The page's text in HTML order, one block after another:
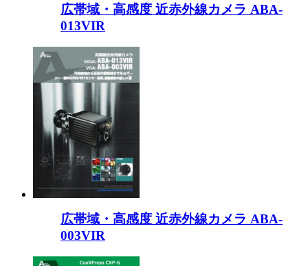
広帯域・高感度 近赤外線カメラ ABA-
013VIR
広帯域・高感度 近赤外線カメラ ABA-
003VIR